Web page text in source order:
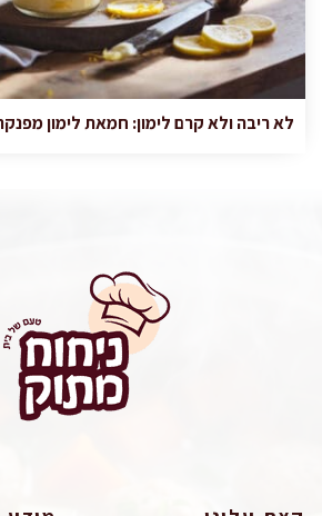
לא ריבה ולא קרם לימון: חמאת לימון